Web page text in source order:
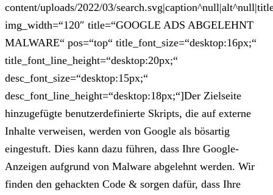
content/uploads/2022/03/
img_width=“120″ title=“GOOGLE ADS ABGELEHNT
MALWARE“ pos=“top“ title_font_size=“desktop:16px;“
title_font_line_height=“desktop:20px;“
desc_font_size=“desktop:15px;“
desc_font_line_height=“desktop:18px;“]Der Zielseite
hinzugefügte benutzerdefinierte Skripts, die auf externe
Inhalte verweisen, werden von Google als bösartig
eingestuft. Dies kann dazu führen, dass Ihre Google-
Anzeigen aufgrund von Malware abgelehnt werden. Wir
finden den gehackten Code & sorgen dafür, dass Ihre